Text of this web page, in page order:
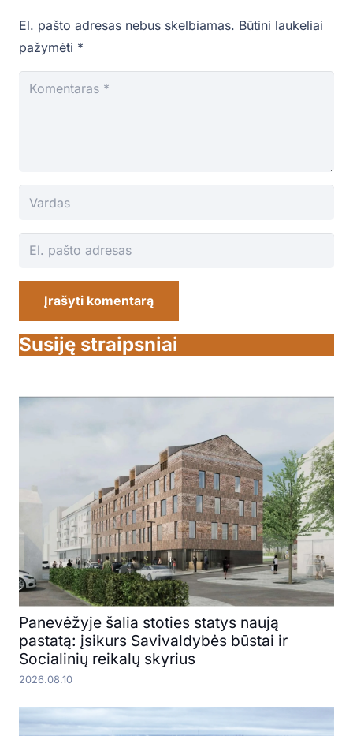
El. pašto adresas nebus skelbiamas. Būtini laukeliai
pažymėti *
Įrašyti komentarą
Susiję straipsniai
Panevėžyje šalia stoties statys naują
pastatą: įsikurs Savivaldybės būstai ir
Socialinių reikalų skyrius
2026.08.10